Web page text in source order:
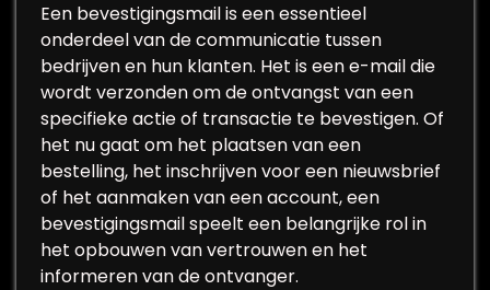
Een bevestigingsmail is een essentieel
onderdeel van de communicatie tussen
bedrijven en hun klanten. Het is een e-mail die
wordt verzonden om de ontvangst van een
specifieke actie of transactie te bevestigen. Of
het nu gaat om het plaatsen van een
bestelling, het inschrijven voor een nieuwsbrief
of het aanmaken van een account, een
bevestigingsmail speelt een belangrijke rol in
het opbouwen van vertrouwen en het
informeren van de ontvanger.